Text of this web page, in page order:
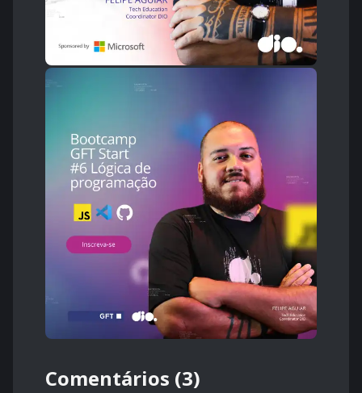
Comentários (3)